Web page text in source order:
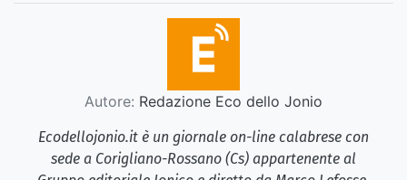
Autore: Redazione Eco dello Jonio
Ecodellojonio.it è un giornale on-line calabrese con
sede a Corigliano-Rossano (Cs) appartenente al